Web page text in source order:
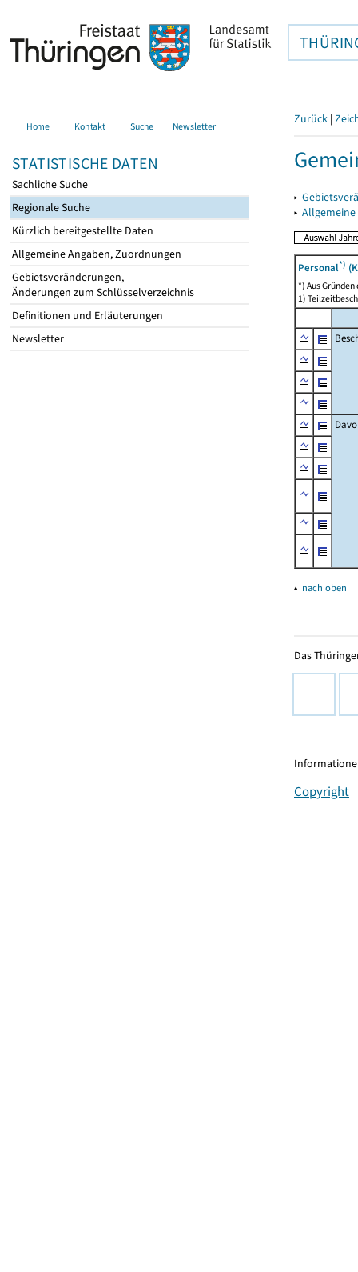
Home Kontakt Suche Newsletter
STATISTISCHE DATEN
Sachliche Suche
Regionale Suche
Kürzlich bereitgestellte Daten
Allgemeine Angaben, Zuordnungen
Gebietsveränderungen,
Änderungen zum Schlüsselverzeichnis
Definitionen und Erläuterungen
Newsletter
Zurück |
▸
▸
Personal*)
*) Aus
1)
▴ nach oben
Das
Copyright